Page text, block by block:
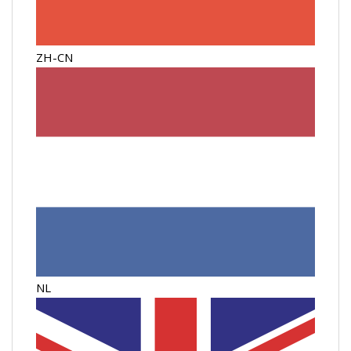
ZH-CN
NL